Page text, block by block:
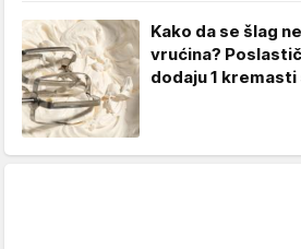
Kako da se šlag
vrućina?
dodaju 1